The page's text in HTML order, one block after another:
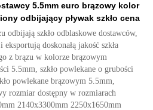
5.5mm euro brązowy kolor
odbijający pływak szkło cena
odbijają szkło odblaskowe dostawców,
eksportują doskonałą jakość szkła
z brązu w kolorze brązowym
5.5mm, szkło powlekane o grubości
powlekane brązowym 5.5mm,
rozmiar dostępny w rozmiarach
2140x3300mm 2250x1650mm